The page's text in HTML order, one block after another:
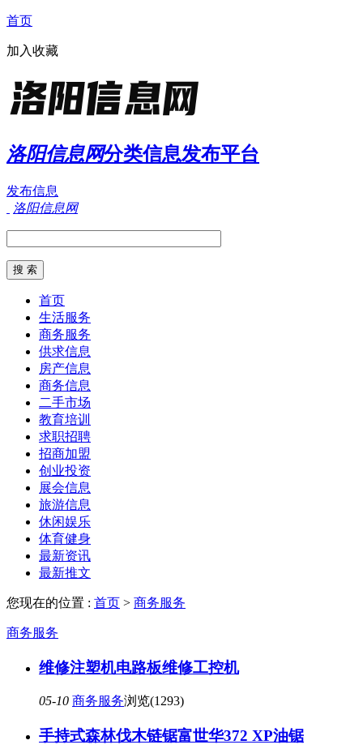
首页
加入收藏
洛阳信息网分类信息发布平台
发布信息
洛阳信息网
首页
生活服务
商务服务
供求信息
房产信息
商务信息
二手市场
教育培训
求职招聘
招商加盟
创业投资
展会信息
旅游信息
休闲娱乐
体育健身
最新资讯
最新推文
您现在的位置 : 首页 > 商务服务
商务服务
维修注塑机电路板维修工控机
05-10 商务服务浏览(1293)
手持式森林伐木链锯富世华372 XP油锯